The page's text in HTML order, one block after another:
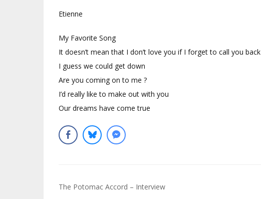
Etienne
My Favorite Song
It doesn’t mean that I don’t love you if I forget to call you back
I guess we could get down
Are you coming on to me ?
I’d really like to make out with you
Our dreams have come true
Navigation
The Potomac Accord – Interview